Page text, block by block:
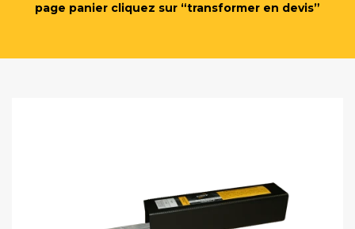
page panier cliquez sur “transformer en devis”